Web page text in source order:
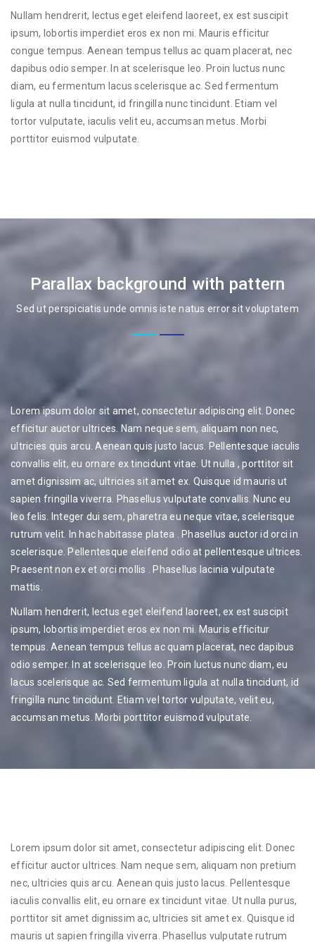
Nullam hendrerit, lectus eget eleifend laoreet, ex est suscipit
ipsum, lobortis imperdiet eros ex non mi. Mauris efficitur
congue tempus. Aenean tempus tellus ac quam placerat, nec
dapibus odio semper. In at scelerisque leo. Proin luctus nunc
diam, eu fermentum lacus scelerisque ac. Sed fermentum
ligula at nulla tincidunt, id fringilla nunc tincidunt. Etiam vel
tortor vulputate, iaculis velit eu, accumsan metus. Morbi
porttitor euismod vulputate.
Parallax background with pattern
Sed ut perspiciatis unde omnis iste natus error sit voluptatem
Lorem ipsum dolor sit amet, consectetur adipiscing elit. Donec
efficitur auctor ultrices. Nam neque sem, aliquam non nec,
ultricies quis arcu. Aenean quis justo lacus. Pellentesque iaculis
convallis elit, eu ornare ex tincidunt vitae. Ut nulla , porttitor sit
amet dignissim ac, ultricies sit amet ex. Quisque id mauris ut
sapien fringilla viverra. Phasellus vulputate convallis. Nunc eu
leo felis. Integer dui sem, pharetra eu neque vitae, scelerisque
rutrum velit. In hac habitasse platea . Phasellus auctor id orci in
scelerisque. Pellentesque eleifend odio at pellentesque ultrices.
Praesent non ex et orci mollis . Phasellus lacinia vulputate
mattis.
Nullam hendrerit, lectus eget eleifend laoreet, ex est suscipit
ipsum, lobortis imperdiet eros ex non mi. Mauris efficitur
tempus. Aenean tempus tellus ac quam placerat, nec dapibus
odio semper. In at scelerisque leo. Proin luctus nunc diam, eu
lacus scelerisque ac. Sed fermentum ligula at nulla tincidunt, id
fringilla nunc tincidunt. Etiam vel tortor vulputate, velit eu,
accumsan metus. Morbi porttitor euismod vulputate.
Lorem ipsum dolor sit amet, consectetur adipiscing elit. Donec
efficitur auctor ultrices. Nam neque sem, aliquam non pretium
nec, ultricies quis arcu. Aenean quis justo lacus. Pellentesque
iaculis convallis elit, eu ornare ex tincidunt vitae. Ut nulla purus,
porttitor sit amet dignissim ac, ultricies sit amet ex. Quisque id
mauris ut sapien fringilla viverra. Phasellus vulputate rutrum